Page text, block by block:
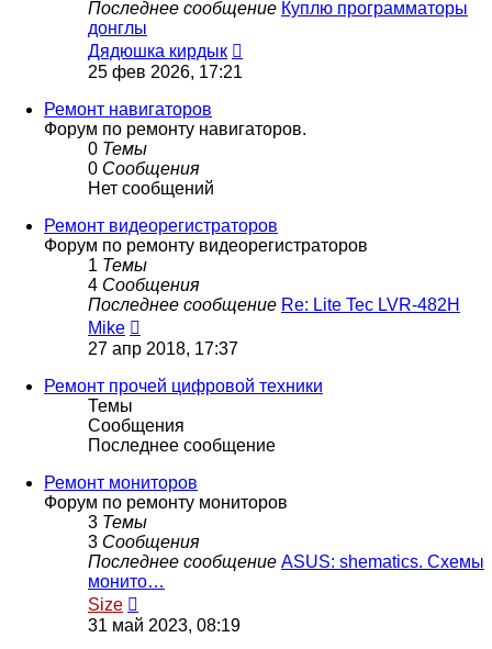
Последнее сообщение Куплю программаторы
донглы
Дядюшка кирдык
25 фев 2026, 17:21
Ремонт навигаторов
Форум по ремонту навигаторов.
0 Темы
0 Сообщения
Нет сообщений
Ремонт видеорегистраторов
Форум по ремонту видеорегистраторов
1 Темы
4 Сообщения
Последнее сообщение Re: Lite Tec LVR-482H
Mike
к
сообщению
27 апр 2018, 17:37
Ремонт прочей цифровой техники
Темы
Сообщения
Последнее сообщение
Ремонт мониторов
Форум по ремонту мониторов
3 Темы
3 Сообщения
Последнее сообщение ASUS: shematics. Схемы
монито…
Size
к
31 май 2023, 08:19